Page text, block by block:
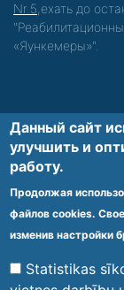
Nr.5 ,ехать до
«Яункемеры»".
Обеспечиваем
Footer
menu
Данный сайт
улучшить и
работу.
Продолжая
файлов cookies.
изменив настройки
Statistikas